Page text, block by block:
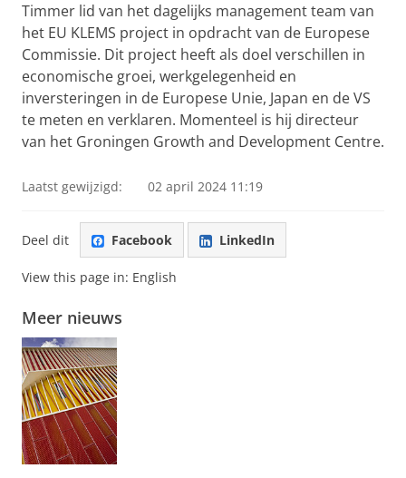
Timmer lid van het dagelijks management team van
het EU KLEMS project in opdracht van de Europese
Commissie. Dit project heeft als doel verschillen in
economische groei, werkgelegenheid en
inversteringen in de Europese Unie, Japan en de VS
te meten en verklaren. Momenteel is hij directeur
van het Groningen Growth and Development Centre.
Laatst gewijzigd: 02 april 2024 11:19
Deel dit Facebook LinkedIn
View this page in: English
Meer nieuws